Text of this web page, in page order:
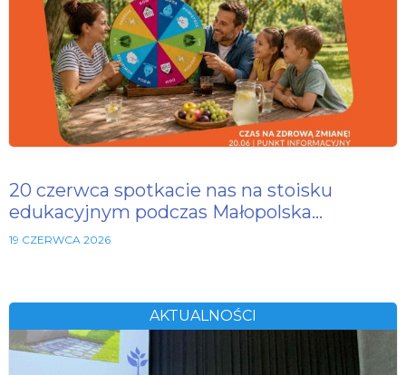
20 czerwca spotkacie nas na stoisku
edukacyjnym podczas Małopolska…
19 CZERWCA 2026
AKTUALNOŚCI